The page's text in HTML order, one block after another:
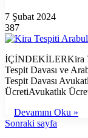
7 Şubat 2024
387
İÇİNDEKİLERKira
Tespit Davası ve
Tespit Davası
ÜcretiAvukatlık
Devamını Oku »
Sonraki sayfa